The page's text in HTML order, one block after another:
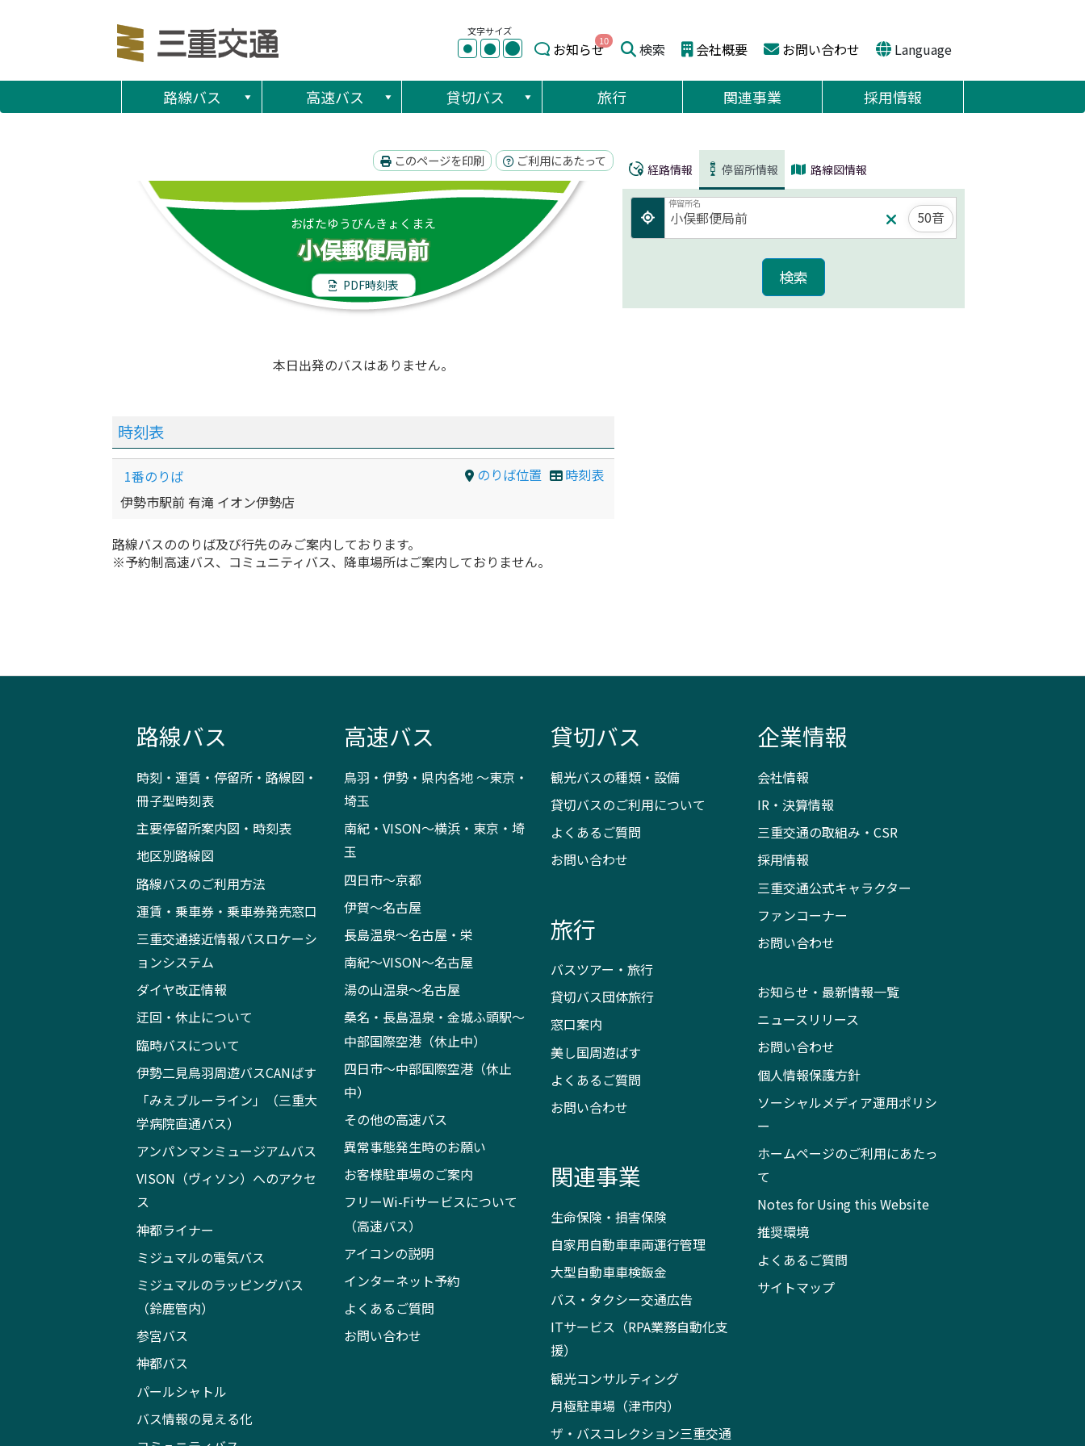
文字サイズ
● ● ● お知らせ10 検索 会社概要 お問い合わせ Language
路線バス 高速バス 貸切バス 旅行 関連事業 採用情報
このページを印刷 ご利用にあたって
おばたゆうびんきょくまえ
小俣郵便局前
PDF時刻表
本日出発のバスはありません。
時刻表
のりば位置 時刻表
1番のりば
伊勢市駅前 有滝 イオン伊勢店
路線バスののりば及び行先のみご案内しております。
※予約制高速バス、コミュニティバス、降車場所はご案内しておりません。
経路情報 停留所情報 路線図情報
停留所名
50音
路線バス
時刻・運賃・停留所・路線図・
冊子型時刻表
主要停留所案内図・時刻表
地区別路線図
路線バスのご利用方法
運賃・乗車券・乗車券発売窓口
三重交通接近情報バスロケーシ
ョンシステム
ダイヤ改正情報
迂回・休止について
臨時バスについて
伊勢二見鳥羽周遊バスCANばす
「みえブルーライン」（三重大
学病院直通バス）
アンパンマンミュージアムバス
VISON（ヴィソン）へのアクセ
ス
神都ライナー
ミジュマルの電気バス
ミジュマルのラッピングバス
（鈴鹿管内）
参宮バス
神都バス
パールシャトル
バス情報の見える化
高速バス
鳥羽・伊勢・県内各地 ～東京・
埼玉
南紀・VISON～横浜・東京・埼
玉
四日市～京都
伊賀～名古屋
長島温泉～名古屋・栄
南紀～VISON～名古屋
湯の山温泉～名古屋
桑名・長島温泉・金城ふ頭駅～
中部国際空港（休止中）
四日市～中部国際空港（休止
中）
その他の高速バス
異常事態発生時のお願い
お客様駐車場のご案内
フリーWi-Fiサービスについて
（高速バス）
アイコンの説明
インターネット予約
よくあるご質問
お問い合わせ
貸切バス
観光バスの種類・設備
貸切バスのご利用について
よくあるご質問
お問い合わせ
旅行
バスツアー・旅行
貸切バス団体旅行
窓口案内
美し国周遊ばす
よくあるご質問
お問い合わせ
関連事業
生命保険・損害保険
自家用自動車車両運行管理
大型自動車車検鈑金
バス・タクシー交通広告
ITサービス（RPA業務自動化支
援）
観光コンサルティング
月極駐車場（津市内）
ザ・バスコレクション三重交通
企業情報
会社情報
IR・決算情報
三重交通の取組み・CSR
採用情報
三重交通公式キャラクター
ファンコーナー
お問い合わせ
お知らせ・最新情報一覧
ニュースリリース
お問い合わせ
個人情報保護方針
ソーシャルメディア運用ポリシ
ー
ホームページのご利用にあたっ
て
Notes for Using this Website
推奨環境
よくあるご質問
サイトマップ